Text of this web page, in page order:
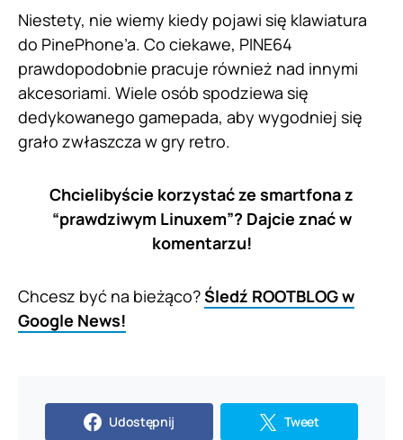
Niestety, nie wiemy kiedy pojawi się klawiatura
do PinePhone’a. Co ciekawe, PINE64
prawdopodobnie pracuje również nad innymi
akcesoriami. Wiele osób spodziewa się
dedykowanego gamepada, aby wygodniej się
grało zwłaszcza w gry retro.
Chcielibyście korzystać ze smartfona z
“prawdziwym Linuxem”? Dajcie znać w
komentarzu!
Chcesz być na bieżąco?Śledź ROOTBLOG w
Google News!
Udostępnij Tweet